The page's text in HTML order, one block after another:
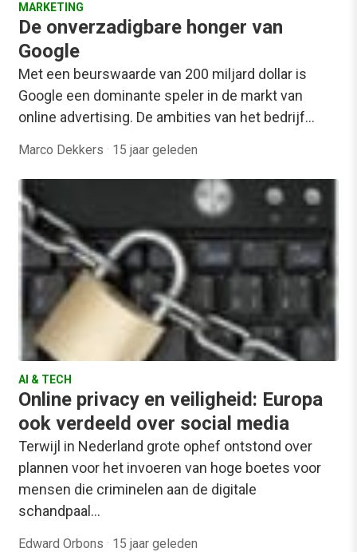
MARKETING
De onverzadigbare honger van
Google
Met een beurswaarde van 200 miljard dollar is
Google een dominante speler in de markt van
online advertising. De ambities van het bedrijf…
Marco Dekkers · 15 jaar geleden
AI & TECH
Online privacy en veiligheid: Europa
ook verdeeld over social media
Terwijl in Nederland grote ophef ontstond over
plannen voor het invoeren van hoge boetes voor
mensen die criminelen aan de digitale
schandpaal…
Edward Orbons · 15 jaar geleden